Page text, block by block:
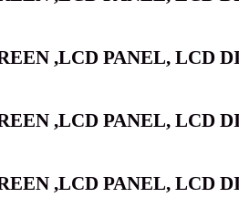
,LCD PANEL, LCD
,LCD PANEL, LCD
,LCD PANEL, LCD